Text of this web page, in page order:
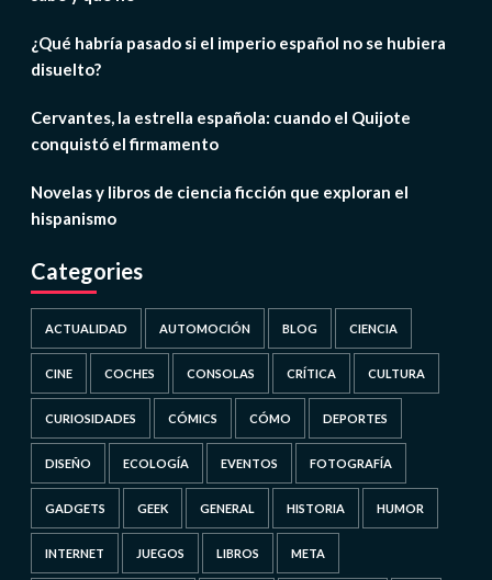
¿Qué habría pasado si el imperio español no se hubiera
disuelto?
Cervantes, la estrella española: cuando el Quijote
conquistó el firmamento
Novelas y libros de ciencia ficción que exploran el
hispanismo
Categories
ACTUALIDAD AUTOMOCIÓN BLOG CIENCIA
CINE COCHES CONSOLAS CRÍTICA CULTURA
CURIOSIDADES CÓMICS CÓMO DEPORTES
DISEÑO ECOLOGÍA EVENTOS FOTOGRAFÍA
GADGETS GEEK GENERAL HISTORIA HUMOR
INTERNET JUEGOS LIBROS META